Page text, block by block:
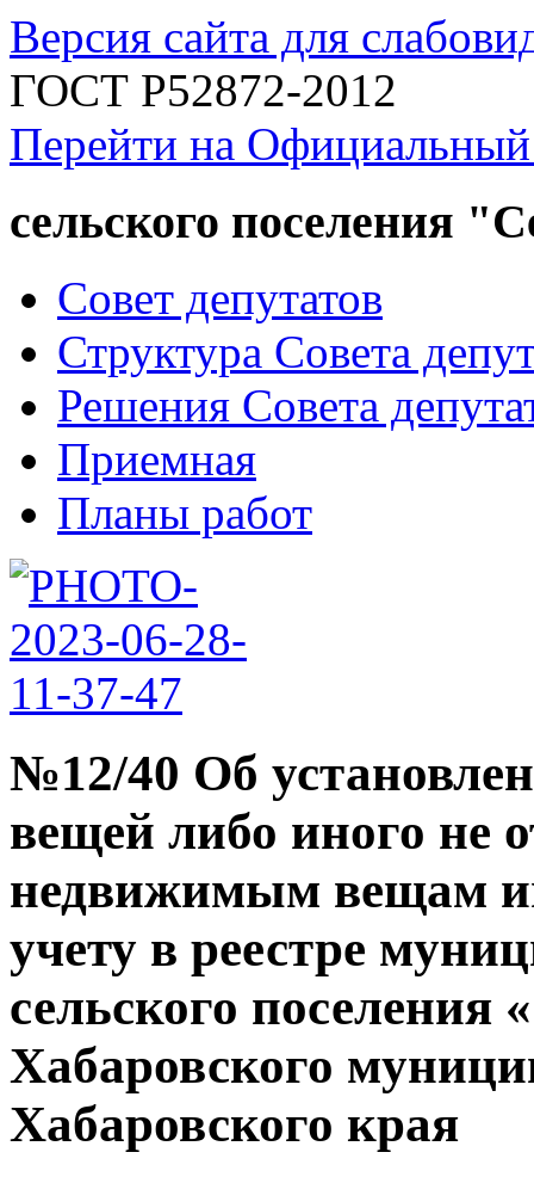
Версия сайта для
ГОСТ Р52872-2012
Перейти на
сельского поселения
Совет депутатов
Структура Совета
Решения Совета
Приемная
Планы работ
№12/40 Об
вещей либо иного не
недвижимым вещам
учету в реестре
сельского
Хабаровского
Хабаровского края